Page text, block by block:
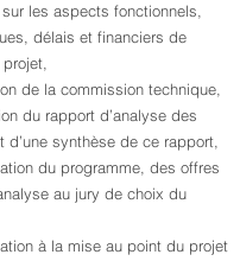
les aspects fonctionnels,
délais et financiers de
de la commission technique,
du rapport d’analyse des
d’une synthèse de ce rapport,
du programme, des offres
au jury de choix du
à la mise au point du projet